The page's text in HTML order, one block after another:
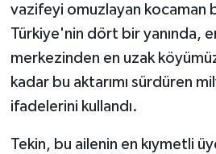
vazifeyi omuzlayan kocaman
Türkiye'nin dört bir yanında,
merkezinden en uzak
kadar bu aktarımı sürdüren
ifadelerini kullandı.
Tekin, bu ailenin en kıymetli